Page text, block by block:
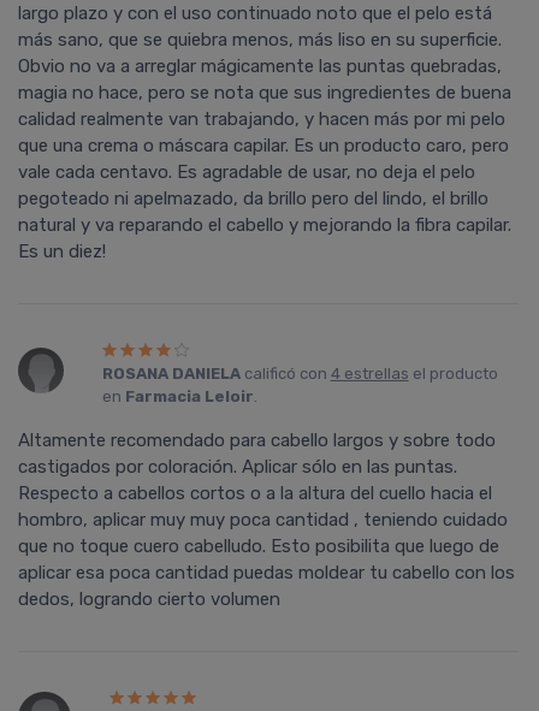
largo plazo y con el uso continuado noto que el pelo está
más sano, que se quiebra menos, más liso en su superficie.
Obvio no va a arreglar mágicamente las puntas quebradas,
magia no hace, pero se nota que sus ingredientes de buena
calidad realmente van trabajando, y hacen más por mi pelo
que una crema o máscara capilar. Es un producto caro, pero
vale cada centavo. Es agradable de usar, no deja el pelo
pegoteado ni apelmazado, da brillo pero del lindo, el brillo
natural y va reparando el cabello y mejorando la fibra capilar.
Es un diez!
ROSANA DANIELAcalificó con 4 estrellas el producto
en Farmacia Leloir.
Altamente recomendado para cabello largos y sobre todo
castigados por coloración. Aplicar sólo en las puntas.
Respecto a cabellos cortos o a la altura del cuello hacia el
hombro, aplicar muy muy poca cantidad , teniendo cuidado
que no toque cuero cabelludo. Esto posibilita que luego de
aplicar esa poca cantidad puedas moldear tu cabello con los
dedos, logrando cierto volumen